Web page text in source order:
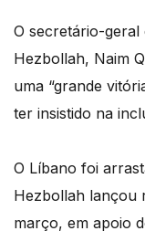
O secretário-
Hezbollah, Naim
uma “grande
ter insistido na
O Líbano foi
Hezbollah lançou
março, em apoio